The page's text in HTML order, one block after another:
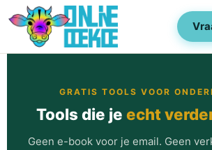
GRATIS TOOLS VOOR
Tools die je echt
Geen e-book voor je email. Geen